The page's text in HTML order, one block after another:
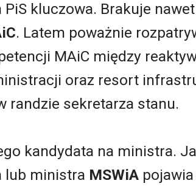
kluczowa. Brakuje
. Latem poważnie
MAiC między
oraz resort
randzie sekretarza stanu.
kandydata na ministra.
lub ministra MSWiA